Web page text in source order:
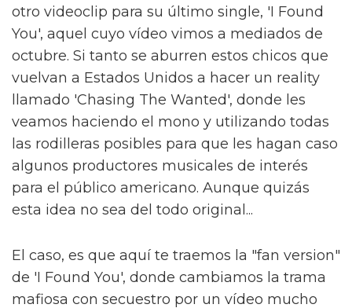
otro videoclip para su último single, 'I Found
You', aquel cuyo vídeo vimos a mediados de
octubre. Si tanto se aburren estos chicos que
vuelvan a Estados Unidos a hacer un reality
llamado 'Chasing The Wanted', donde les
veamos haciendo el mono y utilizando todas
las rodilleras posibles para que les hagan caso
algunos productores musicales de interés
para el público americano. Aunque quizás
esta idea no sea del todo original...
El caso, es que aquí te traemos la "fan version"
de 'I Found You', donde cambiamos la trama
mafiosa con secuestro por un vídeo mucho